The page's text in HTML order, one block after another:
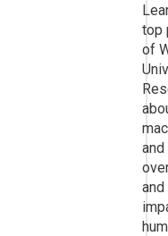
top
of
and